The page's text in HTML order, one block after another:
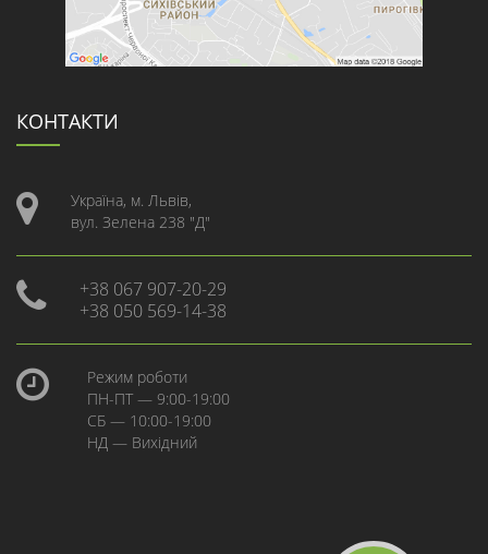
КОНТАКТИ
Україна, м. Львів,
вул. Зелена 238 "Д"
+38 067 907-20-29
+38 050 569-14-38
Режим роботи
ПН-ПТ — 9:00-19:00
СБ — 10:00-19:00
НД — Вихідний